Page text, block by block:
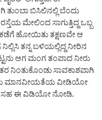
ಬಿಸಿಲಿನಲ್ಲಿ ಬೆಂದು
ಮೇಲಿಂದ ಸಾಗುತ್ತಿದ್ದ ಒಬ್ಬ
ಹೋಯಿತು ತಕ್ಷಣವೇ ಆ
ತನ್ನ ಬಳಿಯಲ್ಲಿದ್ದ ನೀರಿನ
ಆಗ ಮಂಗ ತಂಪಾದ ನೀರು
ನಿಂತುಕೊಂಡು ಸಾವಕಾಶವಾಗಿ
ಮಾನವೀಯತೆಯ ವೀಡಿಯೋ
ಸಹ ಈ ವಿಡಿಯೋ ನೋಡಿ.